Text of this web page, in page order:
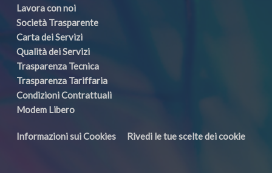
Lavora con noi
Società Trasparente
Carta dei Servizi
Qualità dei Servizi
Trasparenza Tecnica
Trasparenza Tariffaria
Condizioni Contrattuali
Modem Libero
Informazioni sui Cookies Rivedi le tue scelte dei cookie